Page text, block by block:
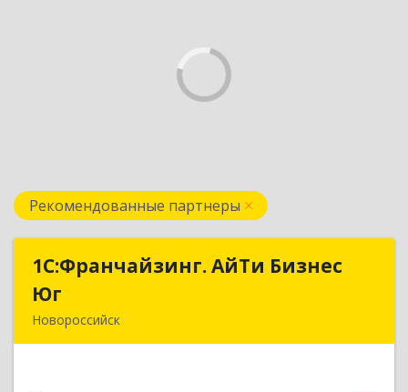
Рекомендованные партнеры
1С:Франчайзинг. АйТи Бизнес
Юг
Новороссийск
1С:Франчайзинг. АйТи Бизнес